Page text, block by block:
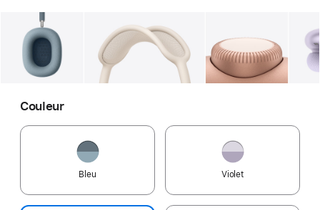
Galerie Image 1 Galerie Image 2 Galerie
Couleur
Bleu Violet